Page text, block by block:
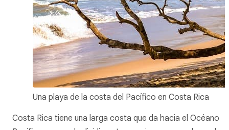
Una playa de la costa del Pacífico en Costa Rica
Costa Rica tiene una larga costa que da hacia el Océano